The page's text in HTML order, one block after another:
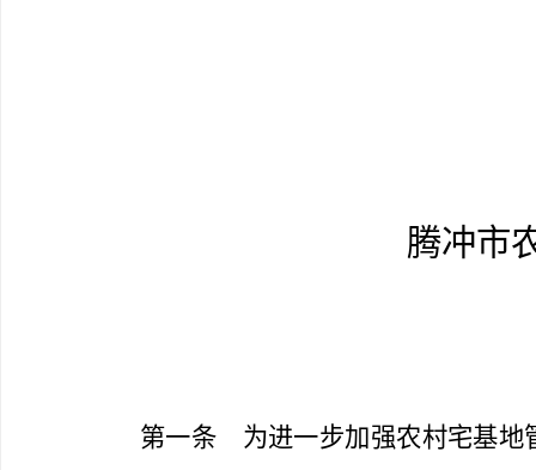
腾冲市
第一条 为进一步加强农村宅基地